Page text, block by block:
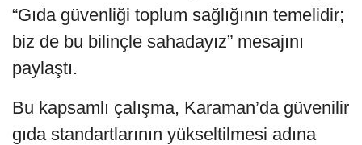
“Gıda güvenliği toplum sağlığının temelidir;
biz de bu bilinçle sahadayız” mesajını
paylaştı.
Bu kapsamlı çalışma, Karaman’da güvenilir
gıda standartlarının yükseltilmesi adına